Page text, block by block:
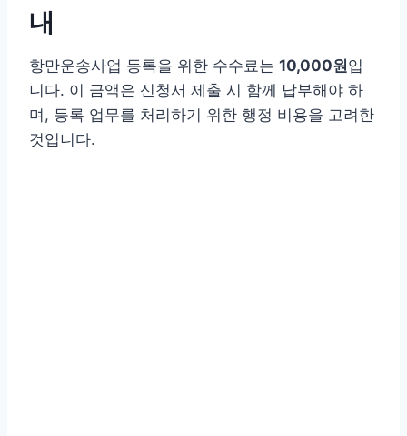
내
항만운송사업 등록을 위한 수수료는 10,000원입
니다. 이 금액은 신청서 제출 시 함께 납부해야 하
며, 등록 업무를 처리하기 위한 행정 비용을 고려한
것입니다.